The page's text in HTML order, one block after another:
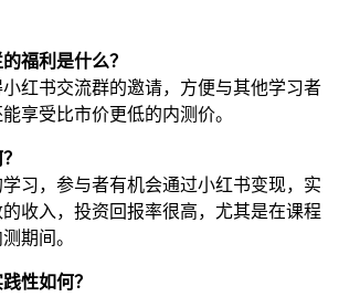
福利是什么？
红书交流群的邀请，方便与其他学习者
享受比市价更低的内测价。
习，参与者有机会通过小红书变现，实
收入，投资回报率很高，尤其是在课程
期间。
性如何？